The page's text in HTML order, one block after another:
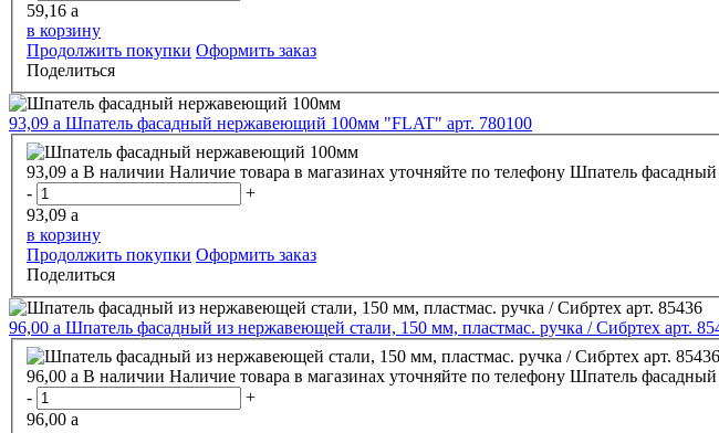
59,16 a
в корзину
Продолжить покупки Оформить заказ
Поделиться
93,09 a Шпатель фасадный нержавеющий 100мм "FLAT" арт. 780100
93,09 a В наличии Наличие товара в магазинах уточняйте по телефону
-
+
93,09 a
в корзину
Продолжить покупки Оформить заказ
Поделиться
96,00 a Шпатель фасадный из нержавеющей стали, 150 мм, пластмас. ручка / Сибртех арт.
96,00 a В наличии Наличие товара в магазинах уточняйте по телефону Шпатель фасадный
-
+
96,00 a